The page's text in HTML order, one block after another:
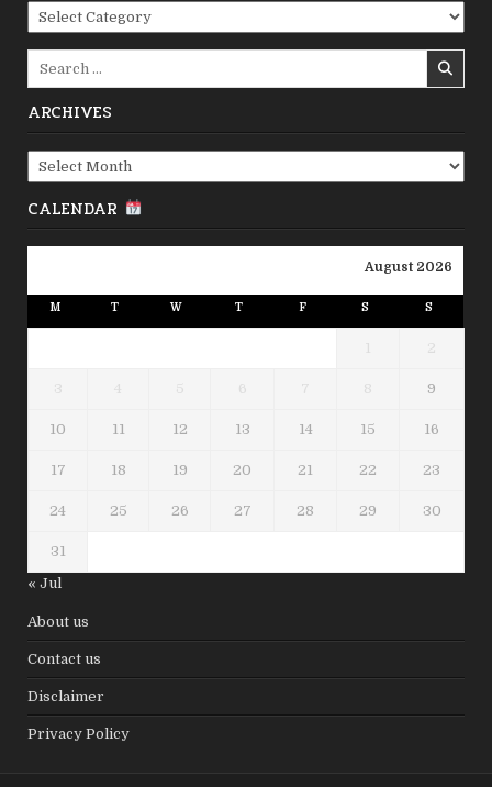
Categories
ARCHIVES
Archives
CALENDAR
August 2026
M T W T F S S
1 2
3 4 5 6 7 8 9
10 11 12 13 14 15 16
17 18 19 20 21 22 23
24 25 26 27 28 29 30
31
« Jul
About us
Contact us
Disclaimer
Privacy Policy